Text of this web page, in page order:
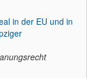
in der EU und in